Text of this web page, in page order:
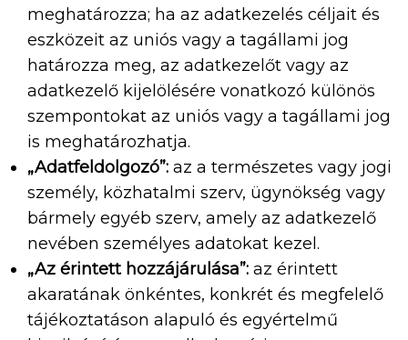
meghatározza; ha az adatkezelés céljait és
eszközeit az uniós vagy a tagállami jog
határozza meg, az adatkezelőt vagy az
adatkezelő kijelölésére vonatkozó különös
szempontokat az uniós vagy a tagállami jog
is meghatározhatja.
„Adatfeldolgozó”: az a természetes vagy jogi
személy, közhatalmi szerv, ügynökség vagy
bármely egyéb szerv, amely az adatkezelő
nevében személyes adatokat kezel.
„Az érintett hozzájárulása”: az érintett
akaratának önkéntes, konkrét és megfelelő
tájékoztatáson alapuló és egyértelmű